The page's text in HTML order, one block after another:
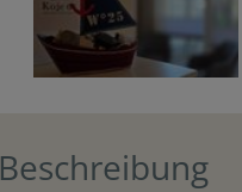
Beschreibung